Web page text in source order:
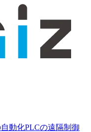
動化PLCの遠隔制御